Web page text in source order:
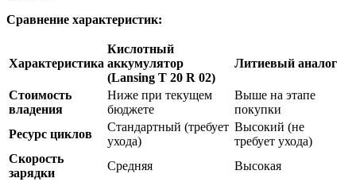
Сравнение характеристик:
Характеристика
Кислотный
аккумулятор
(Lansing T 20 R 02)
Литиевый аналог
Стоимость
владения
Ниже при текущем
бюджете
Выше на этапе
покупки
Ресурс циклов
Стандартный (требует
ухода)
Высокий (не
требует ухода)
Скорость
зарядки
Средняя Высокая